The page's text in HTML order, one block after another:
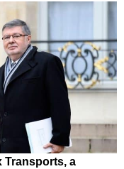
Transports, a